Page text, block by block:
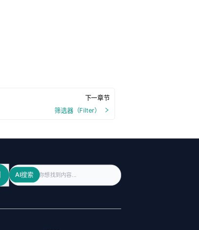
下一章节
筛选器（Filter）
Search
AI搜索